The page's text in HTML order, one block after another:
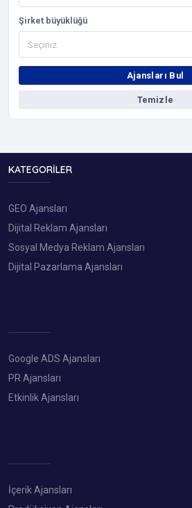
Şirket büyüklüğü
Ajansları Bul
Temizle
KATEGORILER
GEO Ajansları
Dijital Reklam Ajansları
Sosyal Medya Reklam Ajansları
Dijital Pazarlama Ajansları
Google ADS Ajansları
PR Ajansları
Etkinlik Ajansları
İçerik Ajansları